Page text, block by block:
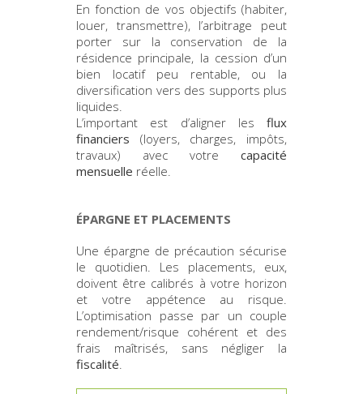
En fonction de vos objectifs (habiter,
louer, transmettre), l’arbitrage peut
porter sur la conservation de la
résidence principale, la cession d’un
bien locatif peu rentable, ou la
diversification vers des supports plus
liquides.
L’important est d’aligner les flux
financiers (loyers, charges, impôts,
travaux) avec votre capacité
mensuelle réelle.
ÉPARGNE ET PLACEMENTS
Une épargne de précaution sécurise
le quotidien. Les placements, eux,
doivent être calibrés à votre horizon
et votre appétence au risque.
L’optimisation passe par un couple
rendement/risque cohérent et des
frais maîtrisés, sans négliger la
fiscalité